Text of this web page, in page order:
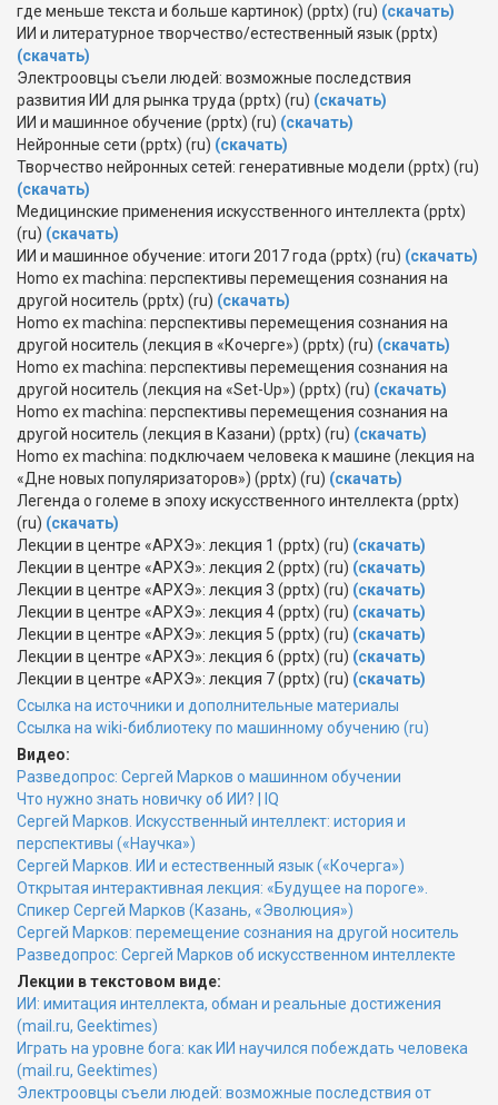
где меньше текста и больше картинок) (pptx) (ru) (скачать)
ИИ и литературное творчество/естественный язык (pptx)
(скачать)
Электроовцы съели людей: возможные последствия
развития ИИ для рынка труда (pptx) (ru) (скачать)
ИИ и машинное обучение (pptx) (ru) (скачать)
Нейронные сети (pptx) (ru) (скачать)
Творчество нейронных сетей: генеративные модели (pptx) (ru)
(скачать)
Медицинские применения искусственного интеллекта (pptx)
(ru) (скачать)
ИИ и машинное обучение: итоги 2017 года (pptx) (ru) (скачать)
Homo ex machina: перспективы перемещения сознания на
другой носитель (pptx) (ru) (скачать)
Homo ex machina: перспективы перемещения сознания на
другой носитель (лекция в «Кочерге») (pptx) (ru) (скачать)
Homo ex machina: перспективы перемещения сознания на
другой носитель (лекция на «Set-Up») (pptx) (ru) (скачать)
Homo ex machina: перспективы перемещения сознания на
другой носитель (лекция в Казани) (pptx) (ru) (скачать)
Homo ex machina: подключаем человека к машине (лекция на
«Дне новых популяризаторов») (pptx) (ru) (скачать)
Легенда о големе в эпоху искусственного интеллекта (pptx)
(ru) (скачать)
Лекции в центре «АРХЭ»: лекция 1 (pptx) (ru) (скачать)
Лекции в центре «АРХЭ»: лекция 2 (pptx) (ru) (скачать)
Лекции в центре «АРХЭ»: лекция 3 (pptx) (ru) (скачать)
Лекции в центре «АРХЭ»: лекция 4 (pptx) (ru) (скачать)
Лекции в центре «АРХЭ»: лекция 5 (pptx) (ru) (скачать)
Лекции в центре «АРХЭ»: лекция 6 (pptx) (ru) (скачать)
Лекции в центре «АРХЭ»: лекция 7 (pptx) (ru) (скачать)
Ссылка на источники и дополнительные материалы
Ссылка на wiki-библиотеку по машинному обучению (ru)
Видео:
Разведопрос: Сергей Марков о машинном обучении
Что нужно знать новичку об ИИ? | IQ
Сергей Марков. Искусственный интеллект: история и
перспективы («Научка»)
Сергей Марков. ИИ и естественный язык («Кочерга»)
Открытая интерактивная лекция: «Будущее на пороге».
Спикер Сергей Марков (Казань, «Эволюция»)
Сергей Марков: перемещение сознания на другой носитель
Разведопрос: Сергей Марков об искусственном интеллекте
Лекции в текстовом виде:
ИИ: имитация интеллекта, обман и реальные достижения
(mail.ru, Geektimes)
Играть на уровне бога: как ИИ научился побеждать человека
(mail.ru, Geektimes)
Электроовцы съели людей: возможные последствия от